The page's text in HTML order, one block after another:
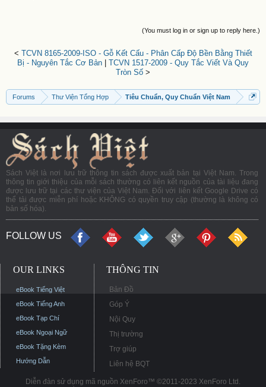
(You must log in or sign up to reply here.)
< TCVN 8165-2009-ISO - Gỗ Kết Cấu - Phân Cấp Độ Bền Bằng Thiết
Bị - Nguyên Tắc Cơ Bản
TCVN 1517-2009 - Quy Tắc Viết Và Quy
Tròn Số >
Forums Thư Viện Tổng Hợp Tiêu Chuẩn, Quy Chuẩn Việt Nam
Sách Việt là nơi lưu trữ thông tin sách được xuất bản tại Việt Nam. Trong
thông tin giới thiệu của mỗi sách thường có liên kết nguồn của tài liệu đang
được lưu trữ tại các thư viện của Việt Nam. Đối với liên kết Google Drive có
thể tải được miễn phí hoặc KHÔNG có quyền truy cập (thường là không có
bản số hóa).
FOLLOW US
OUR LINKS
eBook Tiếng Việt
eBook Tiếng Anh
eBook Tạp Chí
eBook Ngoại Ngữ
eBook Tặng Kèm
Hướng Dẫn
THÔNG TIN
Bản Đồ
Góp Ý
Nội Quy
Thị trường
Trợ giúp
Liên hệ BQT
Diễn đàn sử dụng mã nguồn XenForo™ ©2011-2023 XenForo Ltd.